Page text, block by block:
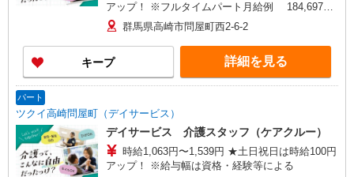
アップ！ ※フルタイムパート月給例 184,697
円〜267,402円 月額賃金は時給× 173.75時間
（月毎に異なる） ※給与幅は資格・経験等による
群馬県高崎市問屋町西2-6-2
キープ 詳細を見る
パート
ツクイ高崎問屋町（デイサービス）
デイサービス 介護スタッフ（ケアクルー）
時給1,063円〜1,539円 ★土日祝日は時給100円
アップ！ ※給与幅は資格・経験等による